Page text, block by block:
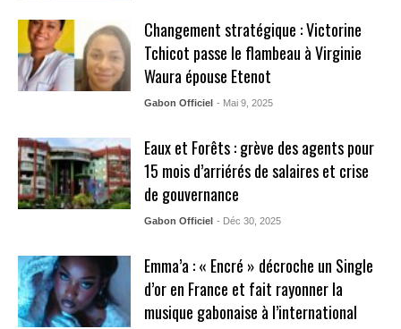
Changement stratégique : Victorine
Tchicot passe le flambeau à Virginie
Waura épouse Etenot
Gabon Officiel - Mai 9, 2025
Eaux et Forêts : grève des agents pour
15 mois d’arriérés de salaires et crise
de gouvernance
Gabon Officiel - Déc 30, 2025
Emma’a : « Encré » décroche un Single
d’or en France et fait rayonner la
musique gabonaise à l’international